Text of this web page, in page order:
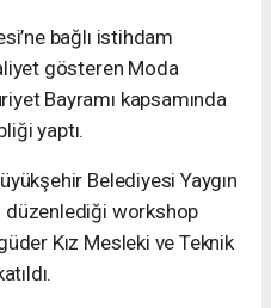
bağlı istihdam
gösteren Moda
Bayramı kapsamında
yaptı.
Belediyesi Yaygın
düzenlediği workshop
Kız Mesleki ve Teknik